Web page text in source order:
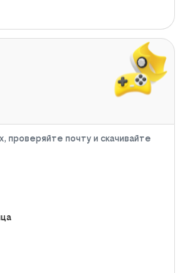
проверяйте почту и скачивайте